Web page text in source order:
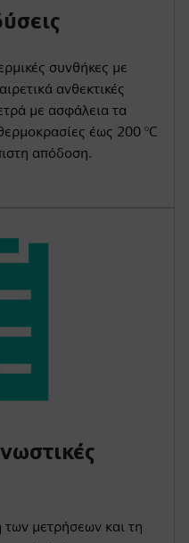
συνθήκες με
ανθεκτικές
με ασφάλεια τα
έως 200 °C
απόδοση.
των μετρήσεων και τη